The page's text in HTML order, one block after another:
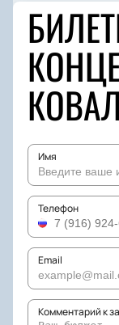
Имя
Телефон
Email
Комментарий к